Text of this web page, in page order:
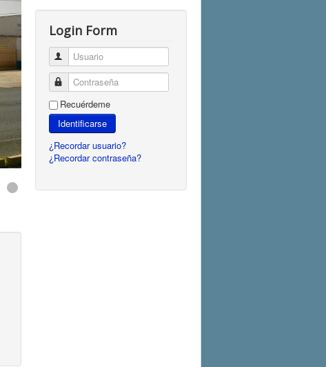
Login Form
Usuario
Contraseña
Recuérdeme
Identificarse
¿Recordar usuario?
¿Recordar contraseña?